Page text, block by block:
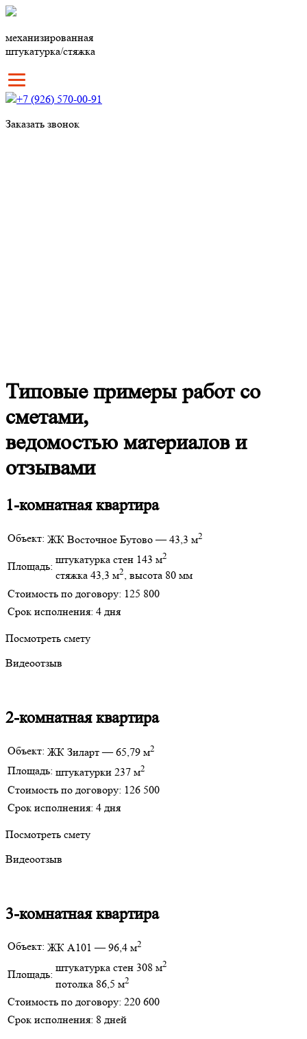
механизированная
штукатурка/стяжка
+7 (926) 570-00-91
Заказать звонок
Типовые примеры работ со
сметами,
ведомостью материалов и
отзывами
1-комнатная квартира
Объект: ЖК Восточное Бутово — 43,3 м2
Площадь:
штукатурка стен 143 м2
стяжка 43,3 м2, высота 80 мм
Стоимость по договору: 125 800
Срок исполнения: 4 дня
Посмотреть смету
Видеоотзыв
2-комнатная квартира
Объект: ЖК Зиларт — 65,79 м2
Площадь: штукатурки 237 м2
Стоимость по договору: 126 500
Срок исполнения: 4 дня
Посмотреть смету
Видеоотзыв
3-комнатная квартира
Объект: ЖК А101 — 96,4 м2
Площадь:
штукатурка стен 308 м2
потолка 86,5 м2
Стоимость по договору: 220 600
Срок исполнения: 8 дней